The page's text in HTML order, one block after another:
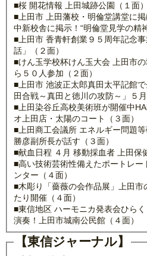
■桜 開花情報 上田城跡公園（１面）
■上田市 上田藩校・明倫堂講堂に
中新校舎に掲示！“明倫堂見学の精
■上田市 香青軒創業９５周年記念
話」（２面）
■けん玉学校杯けん玉大会 上田市
ら５０人参加（２面）
■上田市 池波正太郎真田太平記館
田合戦～真田と徳川の攻防～」５
■上田染谷丘高校美術班が開催中
オ上田店・太陽のコート（３面）
■上田商工会議所 エネルギー問題
勝彦副所長が話す（３面）
■献血日程 ４月 移動採血者 上田保
■高い技術芸術性備えたポートレー
ンター（４面）
■木彫り「薔薇の会作品展」上田
たり開催（４面）
■東信地区 ハーモニカ発表会ひら
演奏！上田市城南公民館（４面）
【東信ジャーナル】